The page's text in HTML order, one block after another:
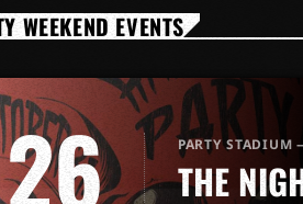
WEEKEND EVENTS
26 PARTY
THE